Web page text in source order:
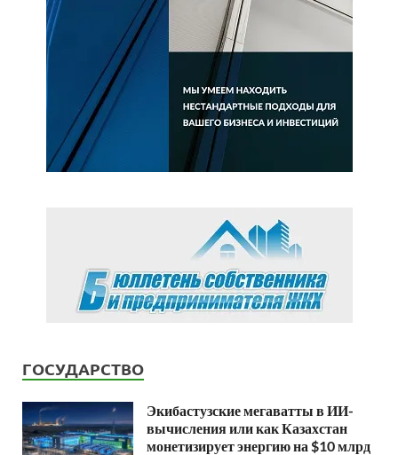
ГОСУДАРСТВО
Экибастузские мегаватты в ИИ-
вычисления или как Казахстан
монетизирует энергию на $10 млрд